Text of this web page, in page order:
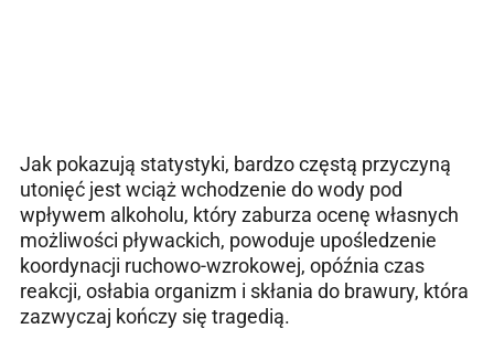
Jak pokazują statystyki, bardzo częstą przyczyną
utonięć jest wciąż wchodzenie do wody pod
wpływem alkoholu, który zaburza ocenę własnych
możliwości pływackich, powoduje upośledzenie
koordynacji ruchowo-wzrokowej, opóźnia czas
reakcji, osłabia organizm i skłania do brawury, która
zazwyczaj kończy się tragedią.